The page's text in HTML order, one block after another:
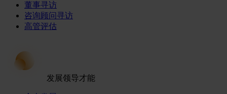
董事寻访
咨询顾问寻访
高管评估
发展领导才能